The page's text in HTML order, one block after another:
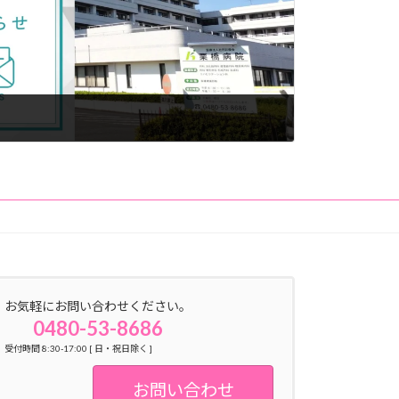
お気軽にお問い合わせください。
0480-53-8686
受付時間 8:30-17:00 [ 日・祝日除く ]
お問い合わせ